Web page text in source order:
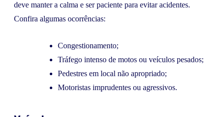
deve manter a calma e ser paciente para evitar acidentes.
Confira algumas ocorrências:
Congestionamento;
Tráfego intenso de motos ou veículos pesados;
Pedestres em local não apropriado;
Motoristas imprudentes ou agressivos.